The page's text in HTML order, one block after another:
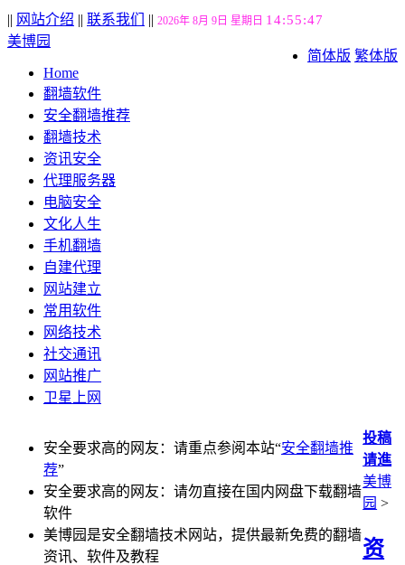
|| 网站介绍 || 联系我们 || 2026年 8月 9日 星期日 14:55:47
简体版 繁体版
美博园
Home
翻墙软件
安全翻墙推荐
翻墙技术
资讯安全
代理服务器
电脑安全
文化人生
手机翻墙
自建代理
网站建立
常用软件
网络技术
社交通讯
网站推广
卫星上网
安全要求高的网友：请重点参阅本站“安全翻墙推
荐”
安全要求高的网友：请勿直接在国内网盘下载翻墙
软件
美博园是安全翻墙技术网站，提供最新免费的翻墙
资讯、软件及教程
投稿
请進
美博
园 >
资